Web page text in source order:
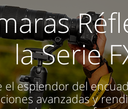
la Serie
el esplendor del
avanzadas y